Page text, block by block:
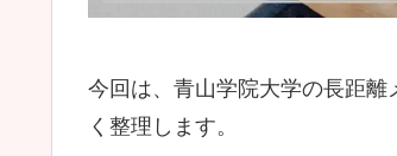
今回は、青山学院大学の長距離
く整理します。